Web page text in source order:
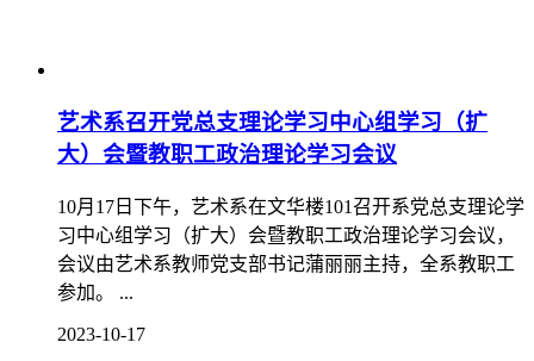
艺术系召开党总支理论学习中心组学习（扩
大）会暨教职工政治理论学习会议
10月17日下午，艺术系在文华楼101召开系党总支理论学
习中心组学习（扩大）会暨教职工政治理论学习会议，
会议由艺术系教师党支部书记蒲丽丽主持，全系教职工
参加。 ...
2023-10-17